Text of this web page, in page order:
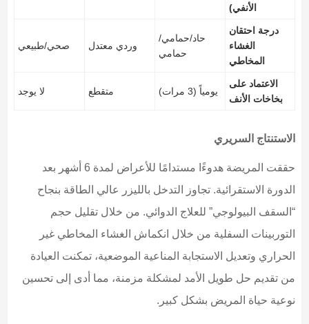
الأنفي)
درجة احتقان
الغشاء
المخاطي
حاد/حمامي/
حمامي
وردي معتدل صحي/طبيعي
الاعتماد على
بخاخات الأنف
يومياً (3 مرات) متقطع لا يوجد
الاستنتاج السريري
حققت المريضة هدوءًا مستدامًا للأعراض لمدة 6 أشهر بعد
الدورة الاستقرائية. تجاوز التدخل بالليزر عالي الطاقة بنجاح
“السقف البيولوجي” للعلاج الدوائي. من خلال تقليل حجم
التوربينات السفلية من خلال انكماش الغشاء المخاطي غير
الحراري وتعديل الاستجابة المناعية الموضعية، تمكنت العيادة
من تقديم حل طويل الأمد لمشكلة مزمنة، مما أدى إلى تحسين
نوعية حياة المريض بشكل كبير.